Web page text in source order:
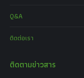
Q&A
ติดต่อเรา
ติดตามข่าวสาร